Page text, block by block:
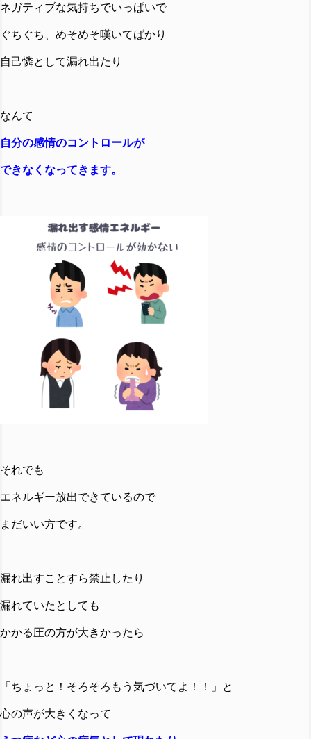
ネガティブな気持ちでいっぱいで
ぐちぐち、めそめそ嘆いてばかり
自己憐として漏れ出たり
なんて
自分の感情のコントロールが
できなくなってきます。
それでも
エネルギー放出できているので
まだいい方です。
漏れ出すことすら禁止したり
漏れていたとしても
かかる圧の方が大きかったら
「ちょっと！そろそろもう気づいてよ！！」と
心の声が大きくなって